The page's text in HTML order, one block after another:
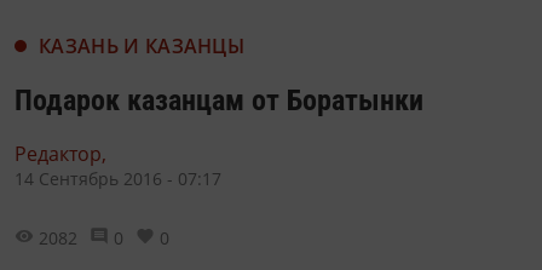
КАЗАНЬ И КАЗАНЦЫ
Подарок казанцам от Боратынки
Редактор,
14 Сентябрь 2016 - 07:17
2082 0 0